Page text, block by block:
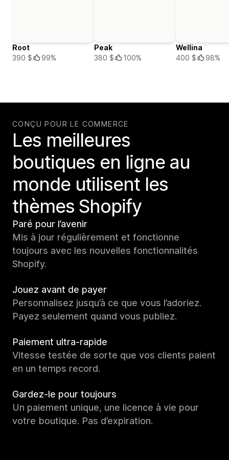
Root
390 $
99%
Peak
380 $
100%
Wellina
400 $
98%
CONÇU POUR LE COMMERCE
Les meilleures
boutiques en ligne au
monde utilisent les
thèmes Shopify
Paré pour l’avenir
Mis à jour régulièrement et fonctionne
toujours avec les nouvelles fonctionnalités
Shopify.
Jouez avant de payer
Personnalisez jusqu’à ce que vous l’adoriez.
Payez seulement quand vous publiez.
Paiement ultra-rapide
Vitesse testée de sorte que vos clients paient
en un temps record.
Gardez-le pour toujours
Un paiement unique, une licence à vie pour
votre boutique. Pas d’expiration.